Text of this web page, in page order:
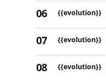
{{evolution}}
{{evolution}}
{{evolution}}